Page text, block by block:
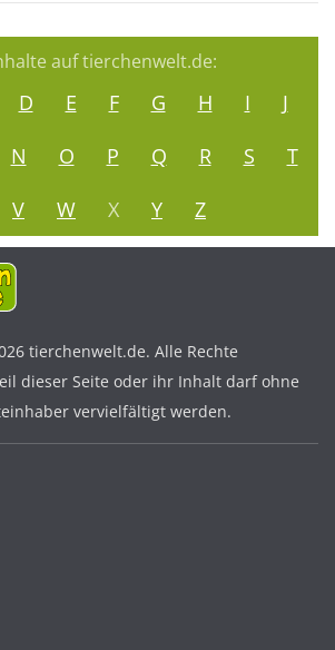
auf tierchenwelt.de:
D E F G H I
J
N O P Q R S
T
V W X Y Z
tierchenwelt.de. Alle Rechte
dieser Seite oder ihr Inhalt darf ohne
vervielfältigt werden.